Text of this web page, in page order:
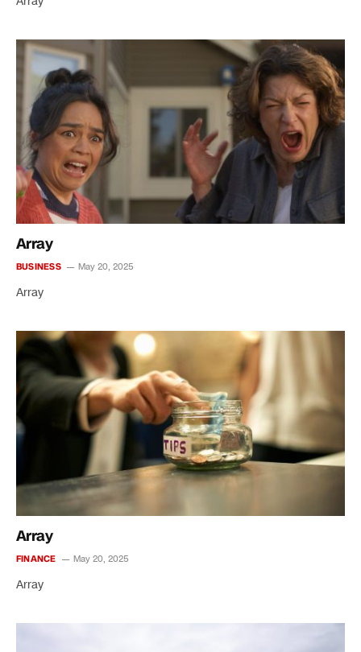
Array
BUSINESS May 20, 2025
Array
Array
FINANCE May 20, 2025
Array